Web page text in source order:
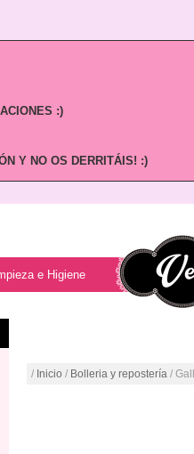
:)
Y NO OS DERRITÁIS! :)
e Higiene
/ Inicio / Bolleria y repostería /